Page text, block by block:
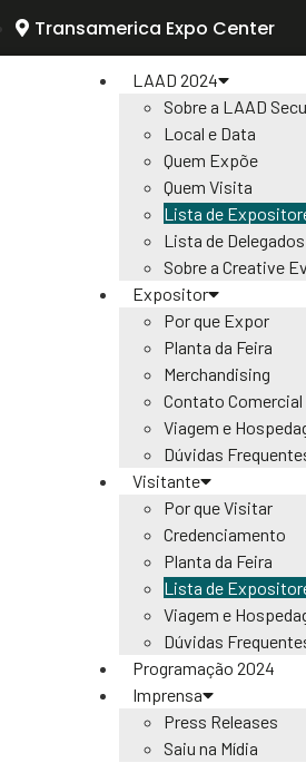
Transamerica Expo Center
LAAD 2024
Sobre a LAAD
Local e Data
Quem Expõe
Quem Visita
Lista de
Lista de Delegados
Sobre a Creative
Expositor
Por que Expor
Planta da Feira
Merchandising
Contato Comercial
Viagem e
Dúvidas
Visitante
Por que Visitar
Credenciamento
Planta da Feira
Lista de
Viagem e
Dúvidas
Programação 2024
Imprensa
Press Releases
Saiu na Mídia